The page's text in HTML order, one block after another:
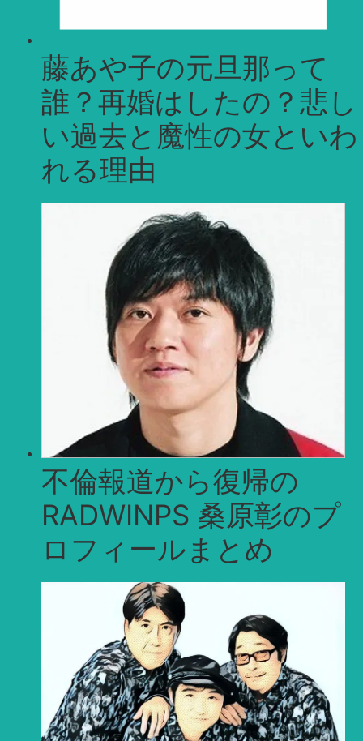
藤あや子の元旦那って
誰？再婚はしたの？悲し
い過去と魔性の女といわ
れる理由
不倫報道から復帰の
RADWINPS 桑原彰のプ
ロフィールまとめ